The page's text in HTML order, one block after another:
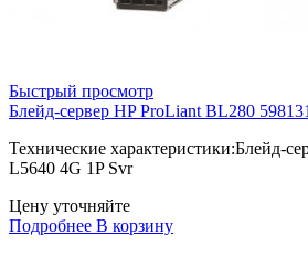
Быстрый просмотр
Блейд-сервер HP ProLiant BL280
Технические характеристики:Блейд-
L5640 4G 1P Svr
Цену уточняйте
Подробнее В корзину